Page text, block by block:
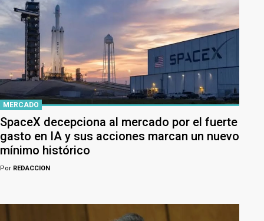
MERCADO
SpaceX decepciona al mercado por el fuerte
gasto en IA y sus acciones marcan un nuevo
mínimo histórico
Por REDACCION